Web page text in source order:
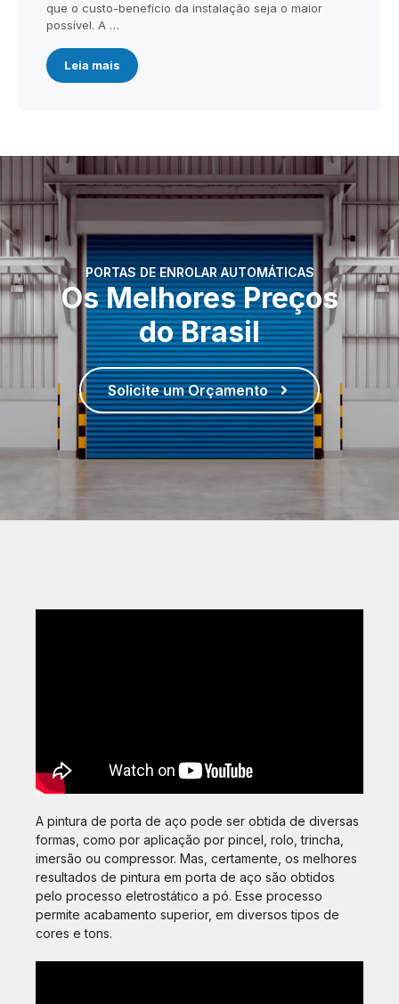
que o custo-benefício da instalação seja o maior
possível. A …
Leia mais
PORTAS DE ENROLAR AUTOMÁTICAS
Os Melhores Preços
do Brasil
Solicite um Orçamento
A pintura de porta de aço pode ser obtida de diversas
formas, como por aplicação por pincel, rolo, trincha,
imersão ou compressor. Mas, certamente, os melhores
resultados de pintura em porta de aço são obtidos
pelo processo eletrostático a pó. Esse processo
permite acabamento superior, em diversos tipos de
cores e tons.